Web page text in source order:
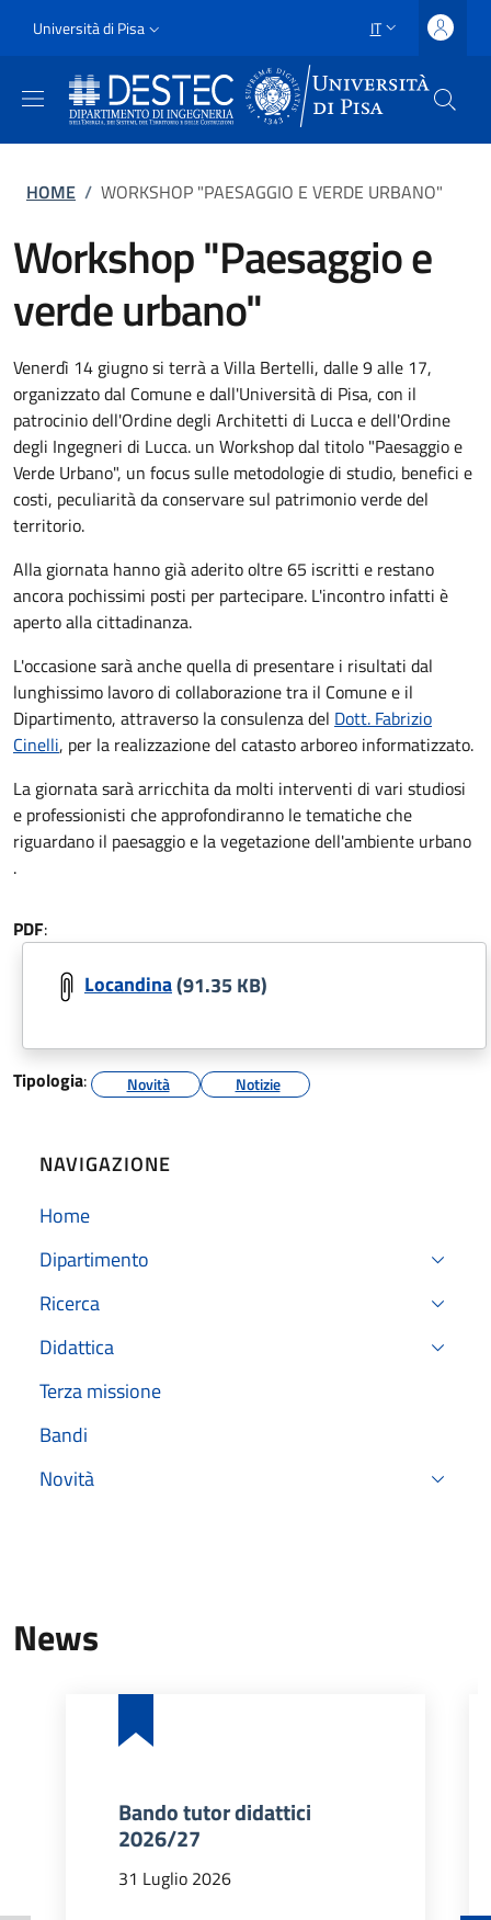
Slim
Università di Pisa SELETTORE
IT
Briciole di pane
HOME / WORKSHOP "PAESAGGIO E VERDE URBANO"
Workshop "Paesaggio e
verde urbano"
Venerdì 14 giugno si terrà a Villa Bertelli, dalle 9 alle 17,
organizzato dal Comune e dall'Università di Pisa, con il
patrocinio dell'Ordine degli Architetti di Lucca e dell'Ordine
degli Ingegneri di Lucca. un Workshop dal titolo "Paesaggio e
Verde Urbano", un focus sulle metodologie di studio, benefici e
costi, peculiarità da conservare sul patrimonio verde del
territorio.
Alla giornata hanno già aderito oltre 65 iscritti e restano
ancora pochissimi posti per partecipare. L'incontro infatti è
aperto alla cittadinanza.
L'occasione sarà anche quella di presentare i risultati dal
lunghissimo lavoro di collaborazione tra il Comune e il
Dipartimento, attraverso la consulenza del Dott. Fabrizio
Cinelli, per la realizzazione del catasto arboreo informatizzato.
La giornata sarà arricchita da molti interventi di vari studiosi
e professionisti che approfondiranno le tematiche che
riguardano il paesaggio e la vegetazione dell'ambiente urbano
.
PDF:
Locandina(91.35 KB)
Tipologia: Novità Notizie
NAVIGAZIONE
Home
Dipartimento
Ricerca
Didattica
Terza missione
Bandi
Novità
News
Bando tutor didattici
2026/27
31 Luglio 2026